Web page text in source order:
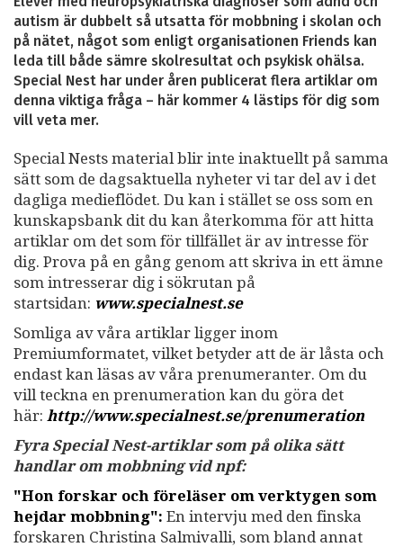
autism är dubbelt så utsatta för mobbning i skolan och
på nätet, något som enligt organisationen Friends kan
leda till både sämre skolresultat och psykisk ohälsa.
Special Nest har under åren publicerat flera artiklar om
denna viktiga fråga – här kommer 4 lästips för dig som
vill veta mer.
Special Nests material blir inte inaktuellt på samma
sätt som de dagsaktuella nyheter vi tar del av i det
dagliga medieflödet. Du kan i stället se oss som en
kunskapsbank dit du kan återkomma för att hitta
artiklar om det som för tillfället är av intresse för
dig. Prova på en gång genom att skriva in ett ämne
som intresserar dig i sökrutan på
startsidan: www.specialnest.se
Somliga av våra artiklar ligger inom
Premiumformatet, vilket betyder att de är låsta och
endast kan läsas av våra prenumeranter. Om du
vill teckna en prenumeration kan du göra det
här: http://www.specialnest.se/prenumeration
Fyra Special Nest-artiklar som på olika sätt
handlar om mobbning vid npf:
"Hon forskar och föreläser om verktygen som
hejdar mobbning": En intervju med den finska
forskaren Christina Salmivalli, som bland annat